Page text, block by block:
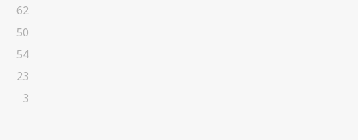
62
50
54
23
3